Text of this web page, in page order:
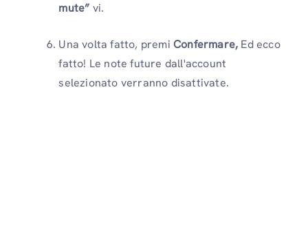
mute” vi.
Una volta fatto, premi Confermare, Ed ecco
fatto! Le note future dall'account
selezionato verranno disattivate.